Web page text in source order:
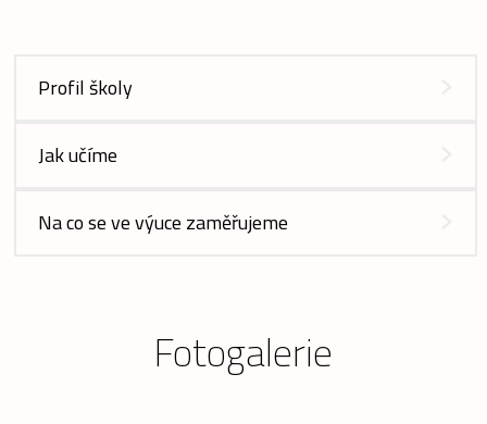
Profil školy
Jak učíme
Na co se ve výuce zaměřujeme
Fotogalerie